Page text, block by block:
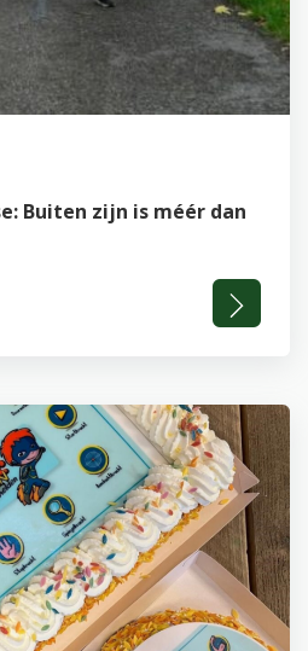
Buiten zijn is méér dan